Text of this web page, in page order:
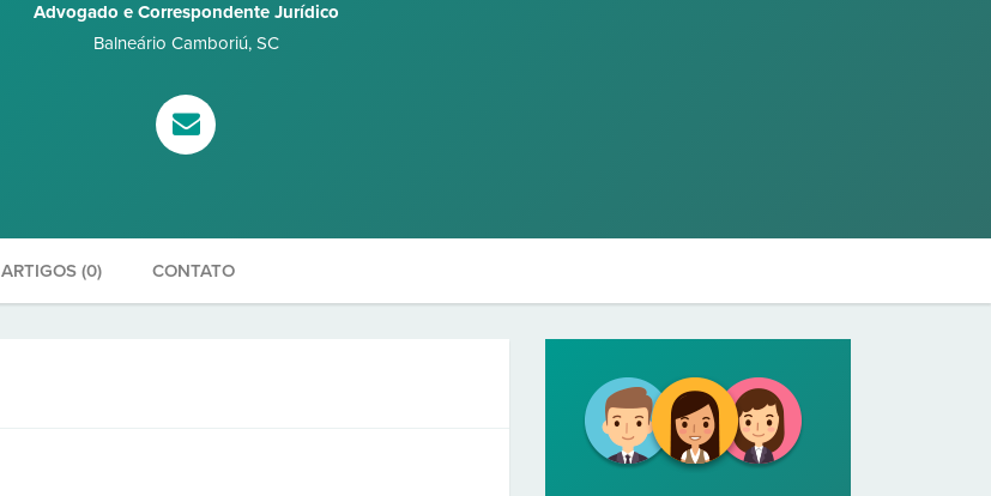
Advogado e Correspondente Jurídico
Balneário Camboriú, SC
ARTIGOS (0) CONTATO